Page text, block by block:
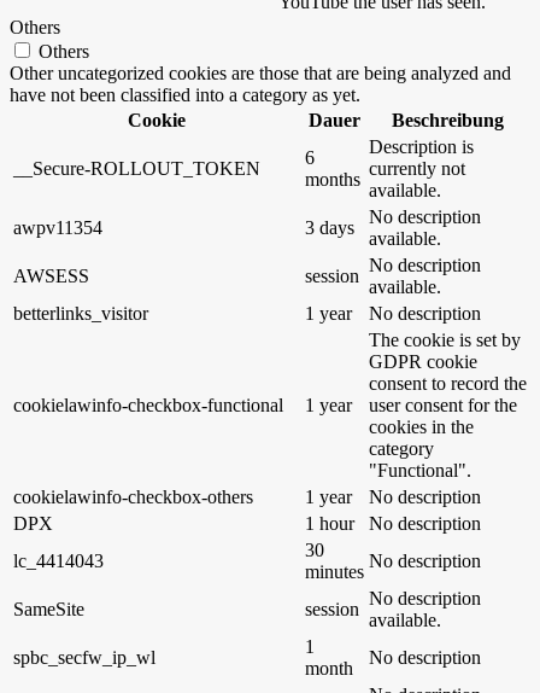
Others
Others
Other uncategorized cookies are those that are being analyzed and
have not been classified into a category as yet.
Cookie
Dauer Beschreibung
__Secure-ROLLOUT_TOKEN
6
months
Description is
currently not
available.
awpv11354
3 days
No description
available.
AWSESS
session
No description
available.
betterlinks_visitor
1 year No description
cookielawinfo-checkbox-functional 1 year
The cookie is set by
GDPR cookie
consent to record the
user consent for the
cookies in the
category
"Functional".
cookielawinfo-checkbox-others
1 year
No description
DPX
1 hour
No description
lc_4414043
30
minutes
No description
SameSite session
No description
available.
spbc_secfw_ip_wl
1
month
No description